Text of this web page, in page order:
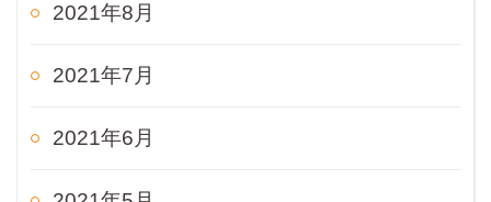
2021年8月
2021年7月
2021年6月